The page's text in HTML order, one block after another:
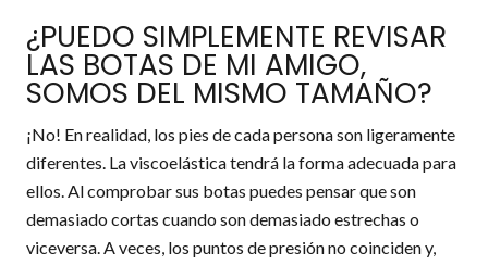
¿PUEDO SIMPLEMENTE REVISAR
LAS BOTAS DE MI AMIGO,
SOMOS DEL MISMO TAMAÑO?
¡No! En realidad, los pies de cada persona son ligeramente
diferentes. La viscoelástica tendrá la forma adecuada para
ellos. Al comprobar sus botas puedes pensar que son
demasiado cortas cuando son demasiado estrechas o
viceversa. A veces, los puntos de presión no coinciden y,